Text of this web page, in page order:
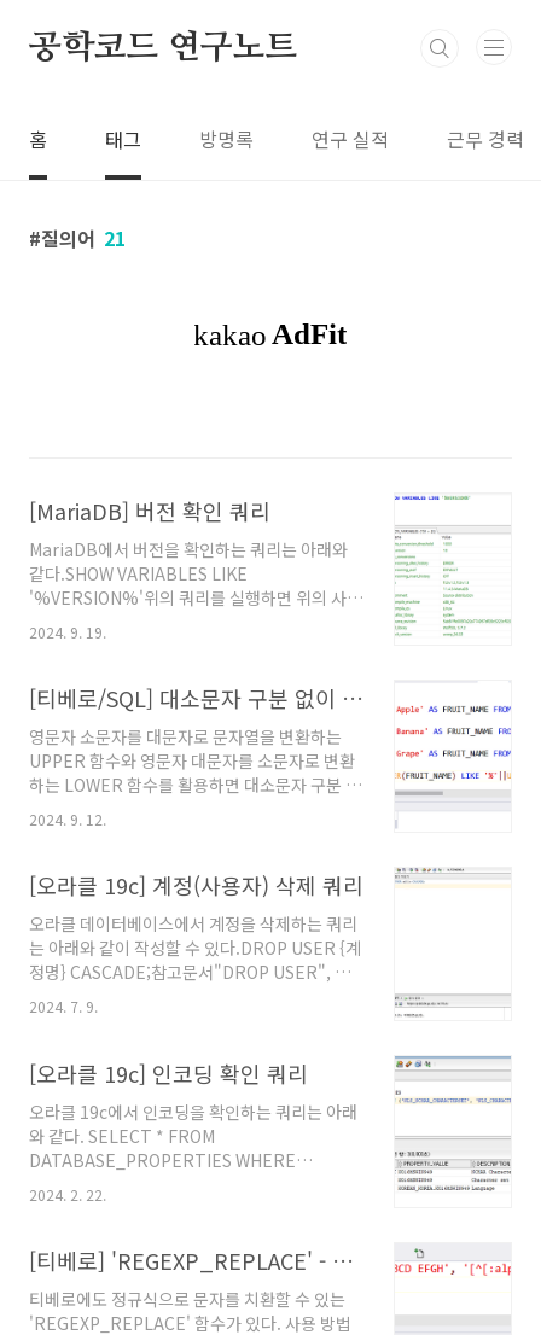
공학코드 연구노트
홈 태그 방명록 연구 실적 근무 경력
질의어 21
[MariaDB] 버전 확인 쿼리
MariaDB에서 버전을 확인하는 쿼리는 아래와
같다.SHOW VARIABLES LIKE
'%VERSION%'위의 쿼리를 실행하면 위의 사진
처럼 11.4.3인 것을 확인할 수 있다.참고문
서"MySQL/MariaDB 버전 확인하기",
기"VERSION", MariaDB 지침서, 2023년 7월
11일. @원문보기
2024. 9. 19.
[티베로/SQL] 대소문자 구분 없이 자료 찾기(검색)
영문자 소문자를 대문자로 문자열을 변환하는
UPPER 함수와 영문자 대문자를 소문자로 변환
하는 LOWER 함수를 활용하면 대소문자 구분 없
이 자료를 찾을 수 있다.UPPER 함수를 활용해
대소문자 구분 없이 자료 검색하는 방법UPPER
면 대소문자 구분 없이 자료를 찾을 수 있
FRUIT_NAME FROM dual UNION SELECT
'Banana' AS FRUIT_NAME FROM dual
UNION SELECT 'Grape' AS FRUIT_NAME
FROM dual)WHERE UPPER(FRUIT_NAME)
2024. 9. 12.
[오라클 19c] 계정(사용자) 삭제 쿼리
오라클 데이터베이스에서 계정을 삭제하는 쿼리
는 아래와 같이 작성할 수 있다.DROP USER {계
정명} CASCADE;참고문서"DROP USER", 오
라클 19c 매뉴얼. @원문보기
2024. 7. 9.
[오라클 19c] 인코딩 확인 쿼리
오라클 19c에서 인코딩을 확인하는 쿼리는 아래
와 같다. SELECT * FROM
DATABASE_PROPERTIES WHERE
('NLS_NCHAR_CHARACTERSET',
'NLS_LANGUAGE') 참고문서 "3.185
DATABASE_PROPERTIES", Release 19,
Oracle Database. @원문보기
2024. 2. 22.
[티베로] 'REGEXP_REPLACE' - 정규식으로 문자를 제거하는 함수
티베로에도 정규식으로 문자를 치환할 수 있는
'REGEXP_REPLACE' 함수가 있다. 사용 방법